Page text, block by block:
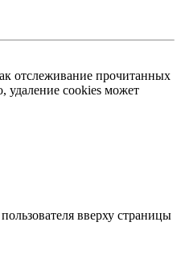
отслеживание прочитанных
удаление cookies может
вверху страницы